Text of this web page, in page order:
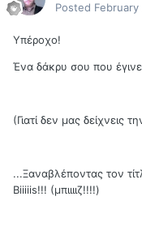
Posted
Υπέροχο!
Ένα δάκρυ σου που έγινε
(Γιατί δεν μας δείχνεις
...Ξαναβλέποντας τον
Biiiiis!!! (μπιιιιζ!!!!)